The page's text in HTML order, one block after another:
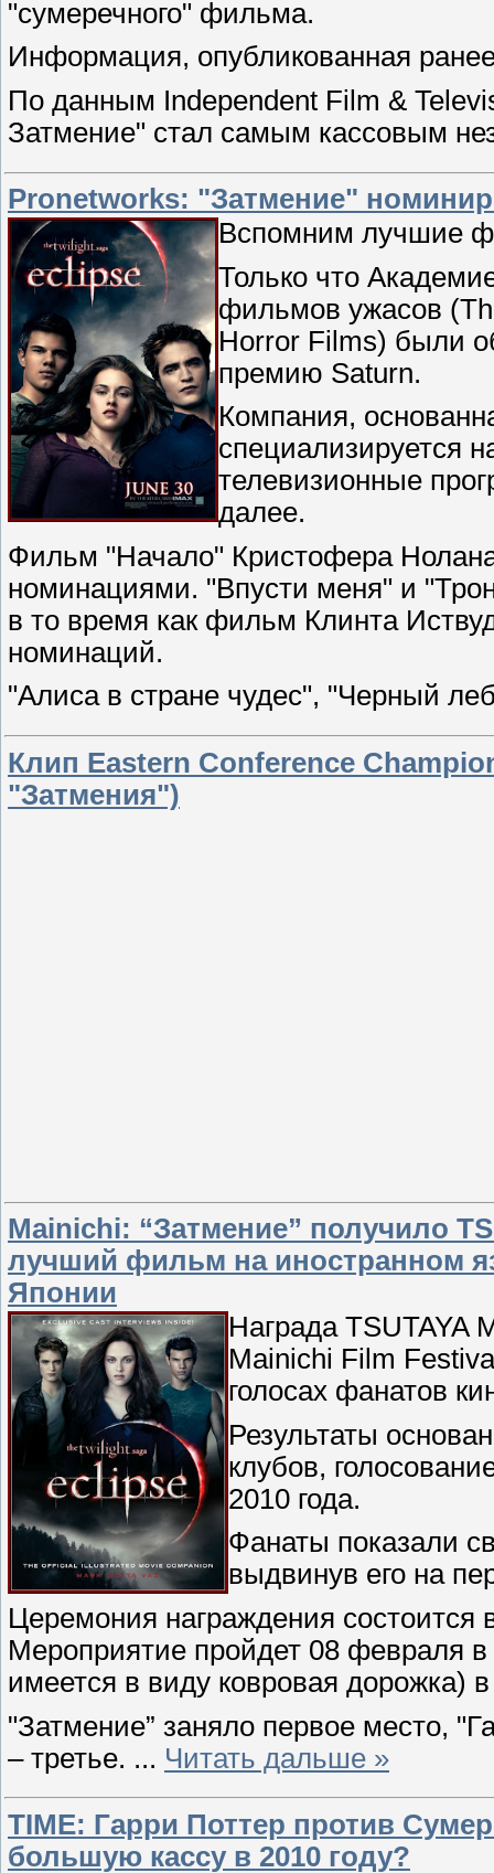
"сумеречного" фильма.
Информация, опубликованная
По данным Independent Film &
Затмение" стал самым кассовым
Pronetworks: "Затмение"
Вспомним лучшие
Только что
фильмов ужасов
Horror Films) были
премию Saturn.
Компания,
специализируется
телевизионные
далее.
Фильм "Начало" Кристофера
номинациями. "Впусти меня" и
в то время как фильм Клинта
номинаций.
"Алиса в стране чудес", "Черный
Клип Eastern Conference
"Затмения")
Mainichi: “Затмение” получило
лучший фильм на иностранном
Японии
Награда TSUTAYA
Mainichi Film
голосах фанатов
Результаты
клубов,
2010 года.
Фанаты показали
выдвинув его на
Церемония награждения
Мероприятие пройдет 08 февраля
имеется в виду ковровая дорожка)
"Затмение” заняло первое место,
– третье. ... Читать дальше »
TIME: Гарри Поттер против
большую кассу в 2010 году?